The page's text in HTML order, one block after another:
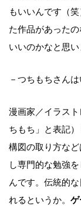
もいいんです（
た作品があった
いいのかなと思い
－つちもちさん
漫画家／イラス
ちもち」と表記
構図の取り方な
し専門的な勉強
んです。伝統的
れるというか。 ゲ